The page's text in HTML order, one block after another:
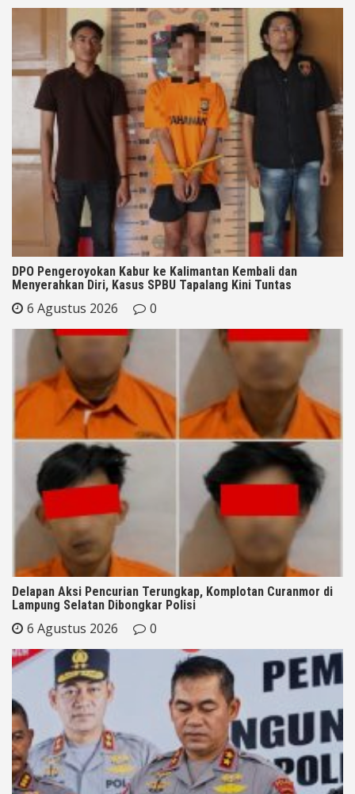
DPO Pengeroyokan Kabur ke Kalimantan Kembali dan
Menyerahkan Diri, Kasus SPBU Tapalang Kini Tuntas
6 Agustus 2026 0
Delapan Aksi Pencurian Terungkap, Komplotan Curanmor di
Lampung Selatan Dibongkar Polisi
6 Agustus 2026 0